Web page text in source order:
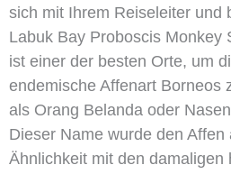
sich mit Ihrem Reiseleiter und
Labuk Bay Proboscis Monkey
ist einer der besten Orte, um
endemische Affenart Borneos
als Orang Belanda oder
Dieser Name wurde den Affen
Ähnlichkeit mit den damaligen